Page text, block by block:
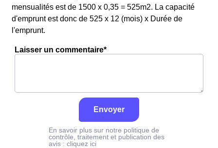
mensualités est de 1500 x 0,35 = 525m2. La capacité
d'emprunt est donc de 525 x 12 (mois) x Durée de
l'emprunt.
Laisser un commentaire*
Envoyer
En savoir plus sur notre politique de
contrôle, traitement et publication des
avis : cliquez ici